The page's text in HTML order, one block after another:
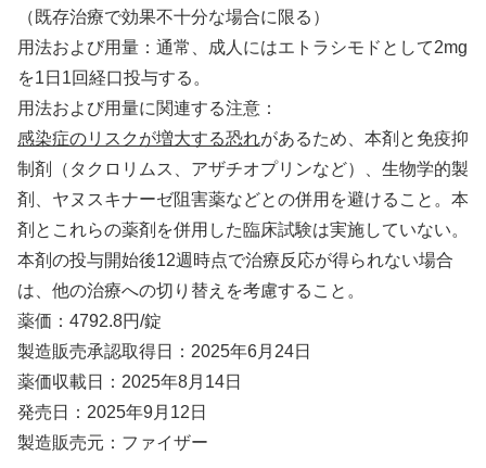
（既存治療で効果不十分な場合に限る）
用法および用量：通常、成人にはエトラシモドとして2mg
を1日1回経口投与する。
用法および用量に関連する注意：
感染症のリスクが増大する恐れがあるため、本剤と免疫抑
制剤（タクロリムス、アザチオプリンなど）、生物学的製
剤、ヤヌスキナーゼ阻害薬などとの併用を避けること。本
剤とこれらの薬剤を併用した臨床試験は実施していない。
本剤の投与開始後12週時点で治療反応が得られない場合
は、他の治療への切り替えを考慮すること。
薬価：4792.8円/錠
製造販売承認取得日：2025年6月24日
薬価収載日：2025年8月14日
発売日：2025年9月12日
製造販売元：ファイザー